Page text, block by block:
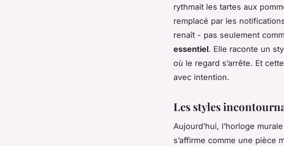
rythmait les tartes aux
remplacé par les
renaît - pas seulement
essentiel. Elle raconte un
où le regard s’arrête. Et
avec intention.
Les styles
Aujourd’hui, l’horloge
s’affirme comme une pièce